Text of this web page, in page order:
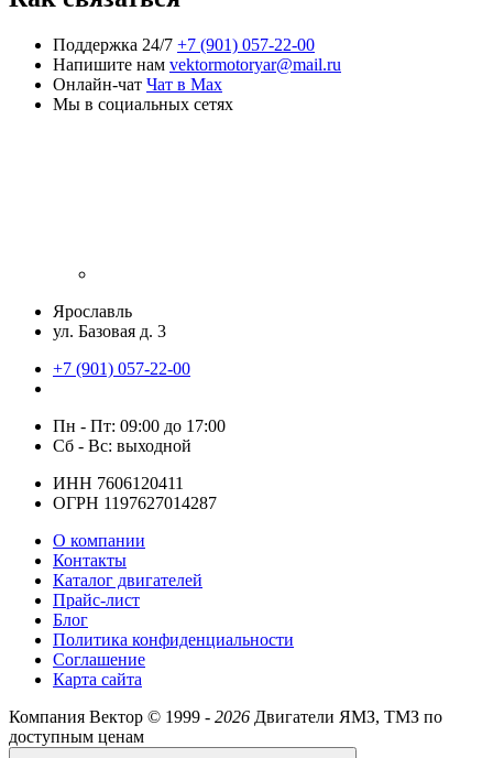
Поддержка 24/7 +7 (901) 057-22-00
Напишите нам vektormotoryar@mail.ru
Онлайн-чат Чат в Max
Мы в социальных сетях
Ярославль
ул. Базовая д. 3
+7 (901) 057-22-00
Пн - Пт: 09:00 до 17:00
Сб - Вс: выходной
ИНН 7606120411
ОГРН 1197627014287
О компании
Контакты
Каталог двигателей
Прайс-лист
Блог
Политика конфиденциальности
Соглашение
Карта сайта
Компания Вектор © 1999 - 2026 Двигатели ЯМЗ, ТМЗ по
доступным ценам